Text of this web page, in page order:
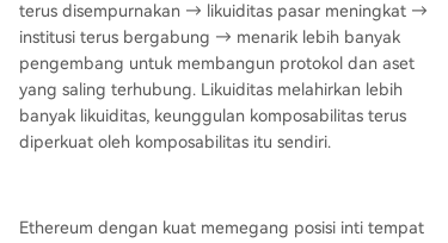
terus disempurnakan → likuiditas pasar meningkat →
institusi terus bergabung → menarik lebih banyak
pengembang untuk membangun protokol dan aset
yang saling terhubung. Likuiditas melahirkan lebih
banyak likuiditas, keunggulan komposabilitas terus
diperkuat oleh komposabilitas itu sendiri.
Ethereum dengan kuat memegang posisi inti tempat